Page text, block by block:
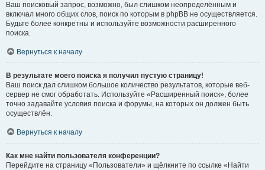
Ваш поисковый запрос, возможно, был слишком неопределённым и
включал много общих слов, поиск по которым в phpBB не осуществляется.
Будьте более конкретны и используйте возможности расширенного
поиска.
Вернуться к началу
В результате моего поиска я получил пустую страницу!
Ваш поиск дал слишком большое количество результатов, которые веб-
сервер не смог обработать. Используйте «Расширенный поиск», более
точно задавайте условия поиска и форумы, на которых он должен быть
осуществлён.
Вернуться к началу
Как мне найти пользователя конференции?
Перейдите на страницу «Пользователи» и щёлкните по ссылке «Найти